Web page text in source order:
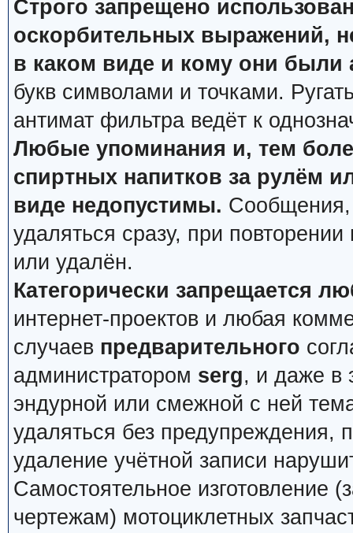
Строго запрещено
оскорбительных выражений,
в каком виде и кому они были
букв символами и точками.
антимат фильтра ведёт к
Любые упоминания и, тем
спиртных напитков за рулём
виде недопустимы. Сообщения,
удаляться сразу, при
или удалён.
Категорически запрещается
интернет-проектов и любая
случаев предварительного
администратором serg, и даже в
эндурной или смежной с ней
удаляться без предупреждения,
удаление учётной записи
Самостоятельное изготовление
чертежам) мотоциклетных